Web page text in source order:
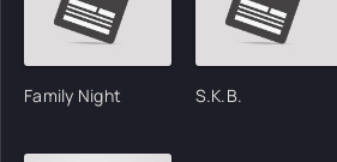
Family Night S.K.B.